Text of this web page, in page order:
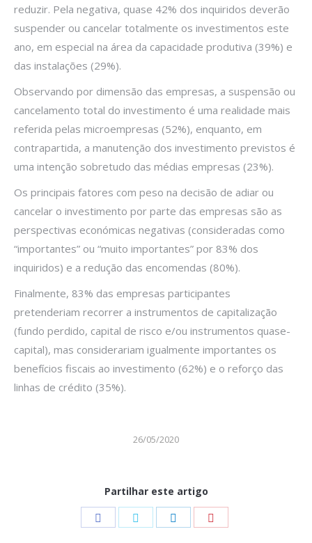
reduzir. Pela negativa, quase 42% dos inquiridos deverão
suspender ou cancelar totalmente os investimentos este
ano, em especial na área da capacidade produtiva (39%) e
das instalações (29%).
Observando por dimensão das empresas, a suspensão ou
cancelamento total do investimento é uma realidade mais
referida pelas microempresas (52%), enquanto, em
contrapartida, a manutenção dos investimento previstos é
uma intenção sobretudo das médias empresas (23%).
Os principais fatores com peso na decisão de adiar ou
cancelar o investimento por parte das empresas são as
perspectivas económicas negativas (consideradas como
“importantes” ou “muito importantes” por 83% dos
inquiridos) e a redução das encomendas (80%).
Finalmente, 83% das empresas participantes
pretenderiam recorrer a instrumentos de capitalização
(fundo perdido, capital de risco e/ou instrumentos quase-
capital), mas considerariam igualmente importantes os
benefícios fiscais ao investimento (62%) e o reforço das
linhas de crédito (35%).
26/05/2020
Partilhar este artigo